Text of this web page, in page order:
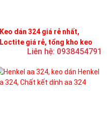
Keo dán 324 giá rẻ nhất,
Loctite giá rẻ, tổng kho keo
Liên hệ: 0938454791